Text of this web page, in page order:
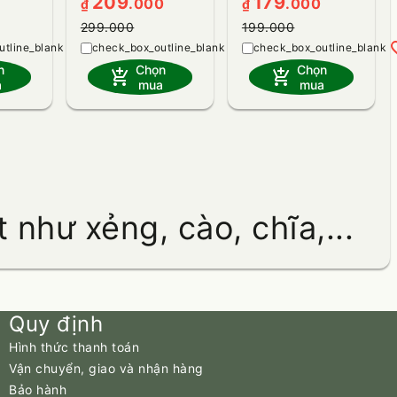
heart_plus
₫ .000
299.000
heart_plus
add_shopping_cart Chọn
mua
₫ .000
199.000
add_shopping_cart Chọn
mua
như xẻng, cào, chĩa,...
Quy định
Hình thức thanh toán
Vận chuyển, giao và nhận hàng
Bảo hành